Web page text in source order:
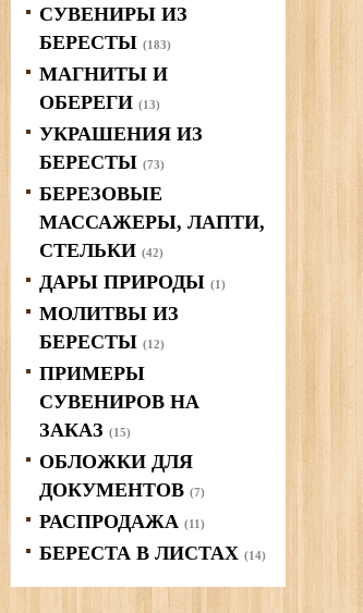
СУВЕНИРЫ ИЗ
БЕРЕСТЫ (183)
МАГНИТЫ И
ОБЕРЕГИ (13)
УКРАШЕНИЯ ИЗ
БЕРЕСТЫ (73)
БЕРЕЗОВЫЕ
МАССАЖЕРЫ, ЛАПТИ,
СТЕЛЬКИ (42)
ДАРЫ ПРИРОДЫ (1)
МОЛИТВЫ ИЗ
БЕРЕСТЫ (12)
ПРИМЕРЫ
СУВЕНИРОВ НА
ЗАКАЗ (15)
ОБЛОЖКИ ДЛЯ
ДОКУМЕНТОВ (7)
РАСПРОДАЖА (11)
БЕРЕСТА В ЛИСТАХ (14)